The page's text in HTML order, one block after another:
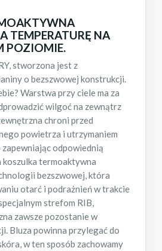
TEMPERATURĘ NA
POZIOMIE.
stworzona jest z
o bezszwowej konstrukcji.
Warstwa przy ciele ma za
wilgoć na zewnątrz
chroni przed
powietrza i utrzymaniem
odpowiednią
koszulka termoaktywna
bezszwowej, która
otarć i podrażnień w trakcie
strefom RIB,
zawsze pozostanie w
Bluza powinna przylegać do
w ten sposób zachowamy